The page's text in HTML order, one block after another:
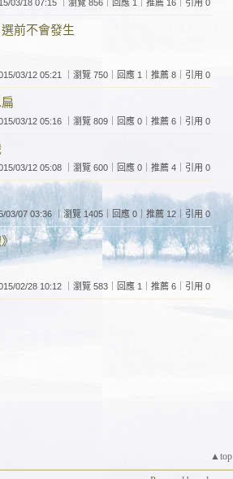
03/18 07:15 ｜瀏覽 856｜回應 1｜推薦 16｜引用 0
前不會發生
03/12 05:21 ｜瀏覽 750｜回應 1｜推薦 8｜引用 0
03/12 05:16 ｜瀏覽 809｜回應 0｜推薦 6｜引用 0
03/12 05:08 ｜瀏覽 600｜回應 0｜推薦 4｜引用 0
03/07 03:36 ｜瀏覽 1405｜回應 0｜推薦 12｜引用 0
02/28 10:12 ｜瀏覽 583｜回應 1｜推薦 6｜引用 0
▲top